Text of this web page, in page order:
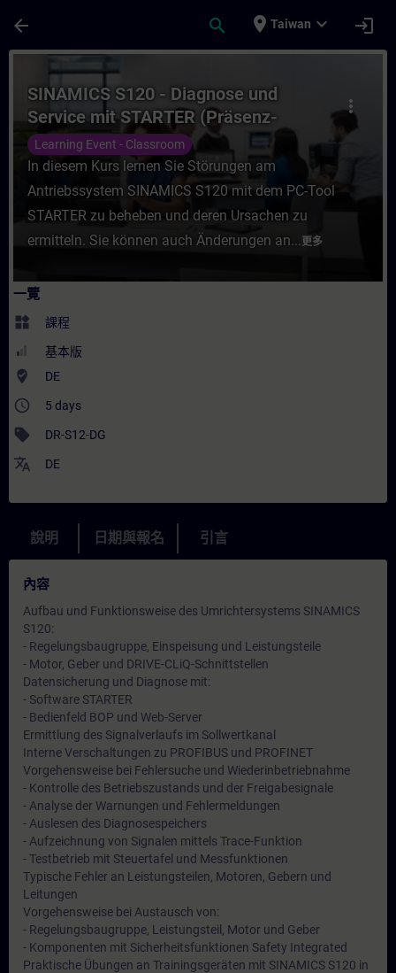
arrow_back search place Taiwan expand_more login
課程 - SINAMICS S120 - Diagnose und
more_vert
SINAMICS S120 - Diagnose und
Service mit STARTER (Präsenz-
Training)
Learning Event - Classroom
In diesem Kurs lernen Sie Störungen am
Antriebssystem SINAMICS S120 mit dem PC-Tool
STARTER zu beheben und deren Ursachen zu
ermitteln. Sie können auch Änderungen an...更多
一覽
widgets 課程
基本版
where_to_vote DE
access_time 5 days
sell DR-S12-DG
translate DE
說明 日期與報名 引言
內容
Aufbau und Funktionsweise des Umrichtersystems SINAMICS
S120:
- Regelungsbaugruppe, Einspeisung und Leistungsteile
- Motor, Geber und DRIVE-CLiQ-Schnittstellen
Datensicherung und Diagnose mit:
- Software STARTER
- Bedienfeld BOP und Web-Server
Ermittlung des Signalverlaufs im Sollwertkanal
Interne Verschaltungen zu PROFIBUS und PROFINET
Vorgehensweise bei Fehlersuche und Wiederinbetriebnahme
- Kontrolle des Betriebszustands und der Freigabesignale
- Analyse der Warnungen und Fehlermeldungen
- Auslesen des Diagnosespeichers
- Aufzeichnung von Signalen mittels Trace-Funktion
- Testbetrieb mit Steuertafel und Messfunktionen
Typische Fehler an Leistungsteilen, Motoren, Gebern und
Leitungen
Vorgehensweise bei Austausch von:
- Regelungsbaugruppe, Leistungsteil, Motor und Geber
- Komponenten mit Sicherheitsfunktionen Safety Integrated
Praktische Übungen an Trainingsgeräten mit SINAMICS S120 in